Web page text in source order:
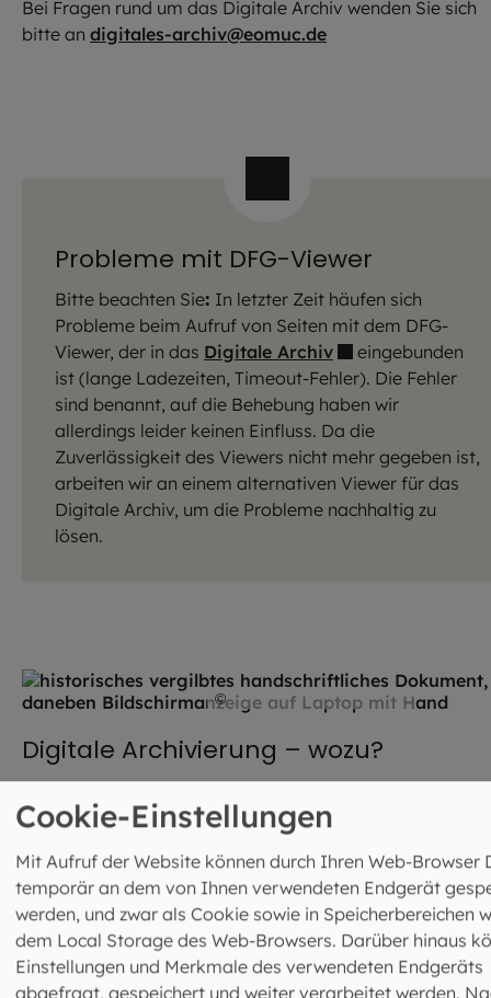
Bei Fragen rund um das Digitale Archiv wenden Sie sich
bitte an digitales-archiv@eomuc.de
Probleme mit DFG-Viewer
Bitte beachten Sie: In letzter Zeit häufen sich
Probleme beim Aufruf von Seiten mit dem DFG-
Viewer, der in das Digitale Archiv
eingebunden
ist (lange Ladezeiten, Timeout-Fehler). Die Fehler
sind benannt, auf die Behebung haben wir
allerdings leider keinen Einfluss. Da die
Zuverlässigkeit des Viewers nicht mehr gegeben ist,
arbeiten wir an einem alternativen Viewer für das
Digitale Archiv, um die Probleme nachhaltig zu
lösen.
© Hendrik Steffens / EOM
Digitale Archivierung – wozu?
Das Prinzip der alternativen Sichten
Cookie-Einstellungen
Mit Aufruf der Website können durch Ihren Web-Browser
temporär an dem von Ihnen verwendeten Endgerät
werden, und zwar als Cookie sowie in Speicherbereichen
dem Local Storage des Web-Browsers. Darüber hinaus
Einstellungen und Merkmale des verwendeten Endgeräts
abgefragt, gespeichert und weiter verarbeitet werden.